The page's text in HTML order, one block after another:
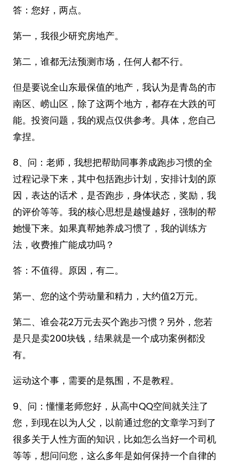
答：您好，两点。
第一，我很少研究房地产。
第二，谁都无法预测市场，任何人都不行。
但是要说全山东最保值的地产，我认为是青岛的市
南区、崂山区，除了这两个地方，都存在大跌的可
能。投资问题，我的观点仅供参考。具体，您自己
拿捏。
8、问：老师，我想把帮助同事养成跑步习惯的全
过程记录下来，其中包括跑步计划，安排计划的原
因，表达的话术，是否跑步，身体状态，奖励，我
的评价等等。我的核心思想是越慢越好，强制的帮
她慢下来。如果真帮她养成习惯了，我的训练方
法，收费推广能成功吗？
答：不值得。原因，有二。
第一、您的这个劳动量和精力，大约值2万元。
第二、谁会花2万元去买个跑步习惯？另外，您若
是只是卖200块钱，结果就是一个成功案例都没
有。
运动这个事，需要的是氛围，不是教程。
9、问：懂懂老师您好，从高中QQ空间就关注了
您，到现在以为人父，以前通过您的文章学习到了
很多关于人性方面的知识，比如怎么当好一个司机
等等，想问问您，这么多年是如何保持一个自律的